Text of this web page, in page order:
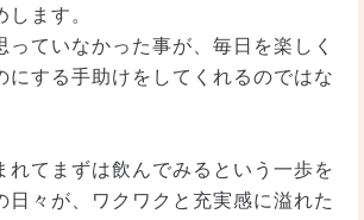
ます。
っていなかった事が、毎日を楽しく
にする手助けをしてくれるのではな
れてまずは飲んでみるという一歩を
日々が、ワクワクと充実感に溢れた